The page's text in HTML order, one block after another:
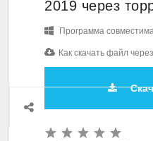
2019 через
Программа
Как скачать файл